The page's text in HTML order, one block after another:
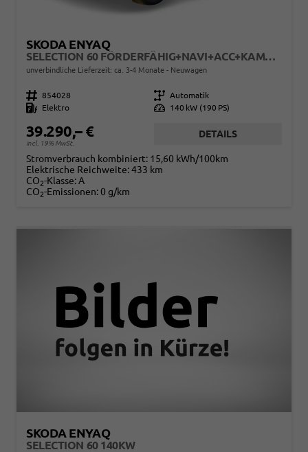
SKODA ENYAQ
SELECTION 60 FÖRDERFÄHIG+NAVI+ACC+KAMERA+SHZ+LED+19" ALU
unverbindliche Lieferzeit: ca. 3-4 Monate Neuwagen
Fahrzeugnr. 854028 Getriebe Automatik
Kraftstoff
Elektro Leistung 140 kW (190 PS)
39.290,– €
incl. 19% MwSt.
DETAILS
Stromverbrauch kombiniert: 15,60 kWh/100km
Elektrische Reichweite:433 km
CO2-Klasse:A
CO2-Emissionen:0 g/km
SKODA ENYAQ
SELECTION 60 140KW